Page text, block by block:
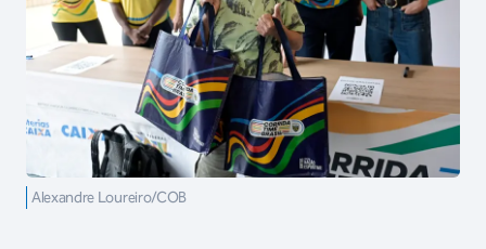
Alexandre Loureiro/COB